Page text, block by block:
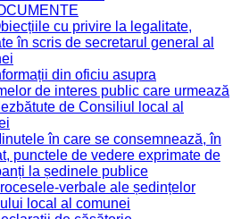
cu privire la legalitate,
în scris de secretarul general al
din oficiu asupra
de interes public care urmează
de Consiliul local al
în care se consemnează, în
punctele de vedere exprimate de
la ședinele publice
verbale ale ședințelor
local al comunei